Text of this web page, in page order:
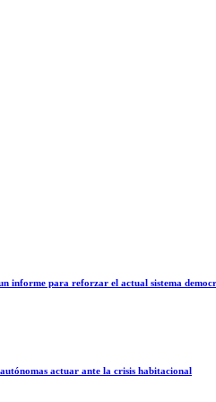
informe para reforzar el actual sistema
actuar ante la crisis habitacional